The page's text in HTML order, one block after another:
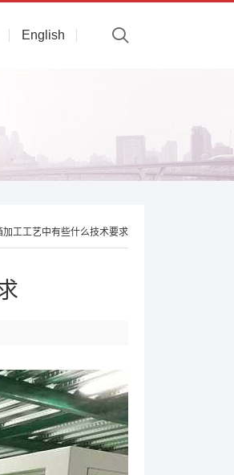
English
加工工艺中有些什么技术要求